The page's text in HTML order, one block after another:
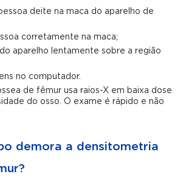
deite na maca do aparelho de
corretamente na maca;
aparelho lentamente sobre a região
no computador.
de fêmur usa raios-X em baixa dose
do osso. O exame é rápido e não
demora a densitometria